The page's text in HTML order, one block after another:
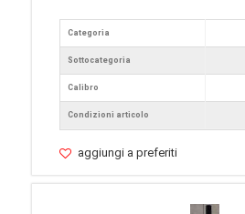
Categoria
Sottocategoria
Calibro
Condizioni articolo
aggiungi a preferiti